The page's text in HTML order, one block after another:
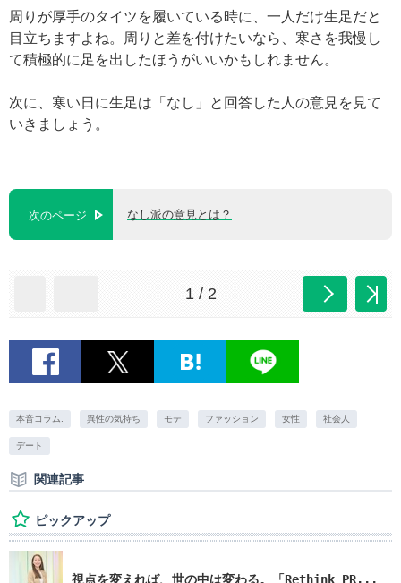
周りが厚手のタイツを履いている時に、一人だけ生足だと
目立ちますよね。周りと差を付けたいなら、寒さを我慢し
て積極的に足を出したほうがいいかもしれません。
次に、寒い日に生足は「なし」と回答した人の意見を見て
いきましょう。
次のページ なし派の意見とは？
1 / 2
本音コラム. 異性の気持ち モテ ファッション 女性 社会人
デート
関連記事
ピックアップ
視点を変えれば、世の中は変わる。「Rethink PR...